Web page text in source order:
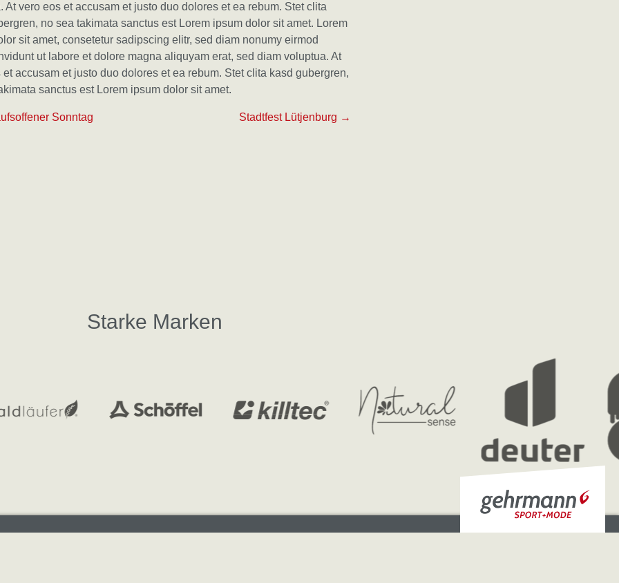
At vero eos et accusam et justo duo dolores et ea rebum. Stet clita
no sea takimata sanctus est Lorem ipsum dolor sit amet. Lorem
sit amet, consetetur sadipscing elitr, sed diam nonumy eirmod
ut labore et dolore magna aliquyam erat, sed diam voluptua. At
et accusam et justo duo dolores et ea rebum. Stet clita kasd gubergren,
sanctus est Lorem ipsum dolor sit amet.
Sonntag Stadtfest Lütjenburg →
Starke Marken